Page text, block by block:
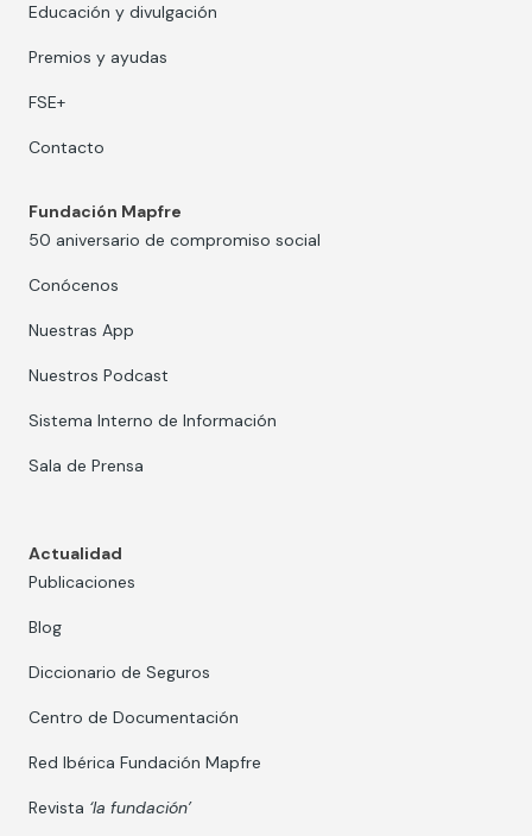
Educación y divulgación
Premios y ayudas
FSE+
Contacto
Fundación Mapfre
50 aniversario de compromiso social
Conócenos
Nuestras App
Nuestros Podcast
Sistema Interno de Información
Sala de Prensa
Actualidad
Publicaciones
Blog
Diccionario de Seguros
Centro de Documentación
Red Ibérica Fundación Mapfre
Revista ‘la fundación’